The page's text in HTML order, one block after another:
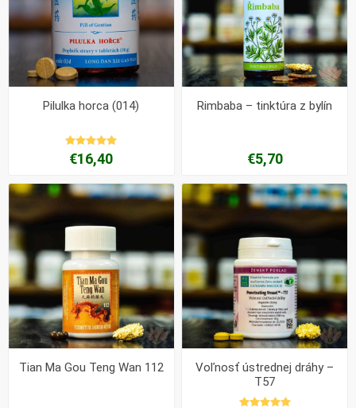
Pilulka horca (014)
€16,40
Rimbaba – tinktúra z bylín
€5,70
Tian Ma Gou Teng Wan 112
Voľnosť ústrednej dráhy –
T57